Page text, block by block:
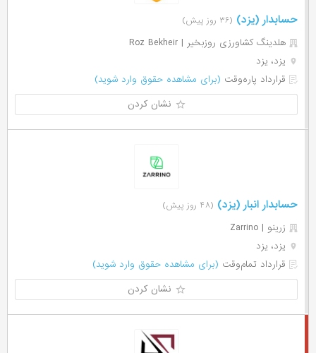
حسابدار (یزد) (۳۶ روز پیش)
هلدینگ کشاورزی روزبخیر | Roz Bekheir
یزد، یزد
قرارداد پاره‌وقت (برای مشاهده حقوق وارد شوید)
نشان کردن
حسابدار انبار (یزد) (۴۸ روز پیش)
زرینو | Zarrino
یزد، یزد
قرارداد تمام‌وقت (برای مشاهده حقوق وارد شوید)
نشان کردن